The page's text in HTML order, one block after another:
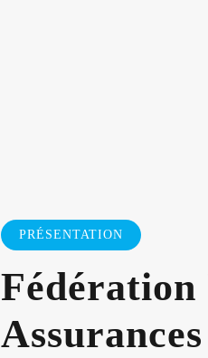
PRÉSENTATION
Fédération